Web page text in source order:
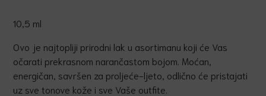
10,5 ml
Ovo je najtopliji prirodni lak u asortimanu koji će Vas
očarati prekrasnom narančastom bojom. Moćan,
energičan, savršen za proljeće-ljeto, odlično će pristajati
uz sve tonove kože i sve Vaše outfite.